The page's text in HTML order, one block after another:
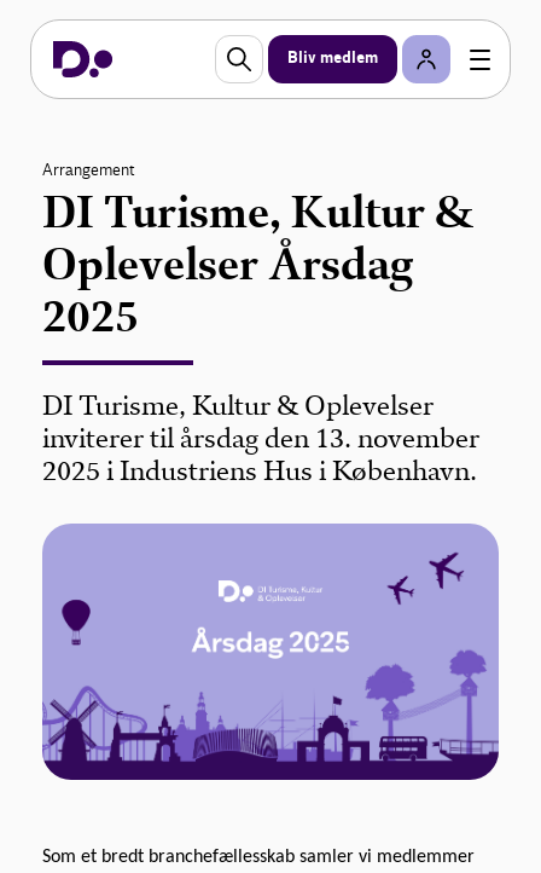
Bliv medlem
Arrangement
DI Turisme, Kultur &
Oplevelser Årsdag
2025
DI Turisme, Kultur & Oplevelser
inviterer til årsdag den 13. november
2025 i Industriens Hus i København.
Som et bredt branchefællesskab samler vi medlemmer